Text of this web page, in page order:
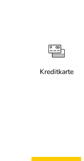
Kreditkarte